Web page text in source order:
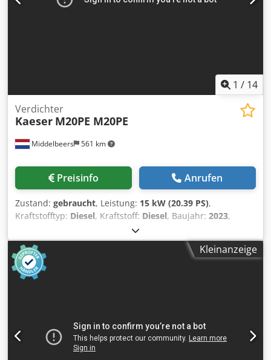
1 / 14
Middelbeers 561 km
Verdichter
Kaeser M20PE M20PE
Preisinfo Anrufen
Zustand: gebraucht, Leistung: 15 kW (20.39 PS),
Kraftstofftyp: Diesel, Kraftstoff: Diesel, Baujahr: 2023,
, Baujahr: 2023 Verwendungszweck:
Bauwesen CE-Kennzeichnung: ja Preis: Auf Anfrage
Seriennummer: WKA0N0500P9308038 Wenden Sie sich an
Ernst van Hek, um weitere Informationen zu erhalten.
Durchfuhr Kapazität: 120 m3/h Codpfexuu Iiex Ap Aoha
Kleinanzeige